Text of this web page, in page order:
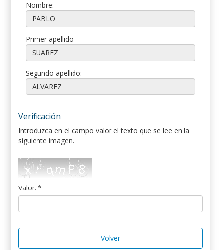
Nombre:
Primer apellido:
Segundo apellido:
Verificación
Introduzca en el campo valor el texto que se lee en la
siguiente imagen.
Valor: *
Volver